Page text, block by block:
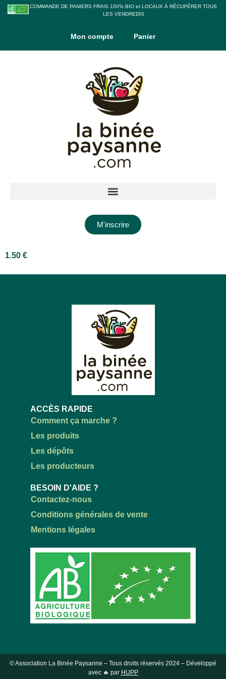
COMMANDE DE PANIERS FRAIS 100% BIO et LOCAUX À RÉCUPÉRER TOUS
LES VENDREDIS
Mon compte Panier
M'inscrire
1.50 €
ACCÈS RAPIDE
Comment ça marche ?
Les produits
Les dépôts
Les producteurs
BESOIN D'AIDE ?
Contactez-nous
Conditions générales de vente
Mentions légales
© Association La Binée Paysanne – Tous droits réservés 2024 – Développé
avec 🔥 par HUPP